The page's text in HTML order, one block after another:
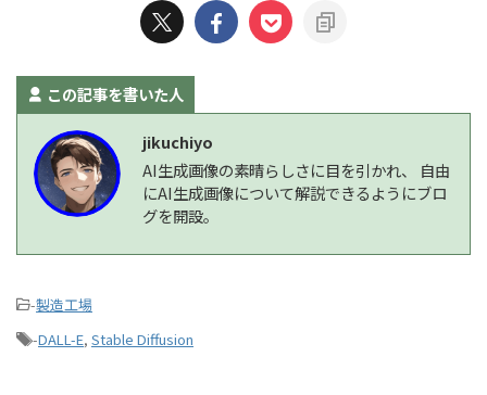
この記事を書いた人
jikuchiyo
AI生成画像の素晴らしさに目を引かれ、 自由
にAI生成画像について解説できるようにブロ
グを開設。
-製造工場
-DALL-E, Stable Diffusion